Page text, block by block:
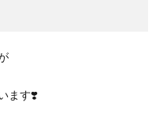
ます❣️